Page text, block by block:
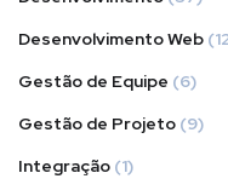
Desenvolvimento Web
Gestão de Equipe (6)
Gestão de Projeto (9)
Integração (1)